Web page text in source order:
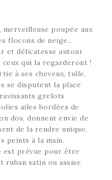
merveilleuse poupée aux
flocons de neige...
et délicatesse autour
qui la regarderont !
à ses cheveux, tulle,
se disputent la place
grelots
ailes bordées de
dos, donnent envie de
de la rendre unique.
peints à la main.
est prévue pour être
ruban satin ou assise